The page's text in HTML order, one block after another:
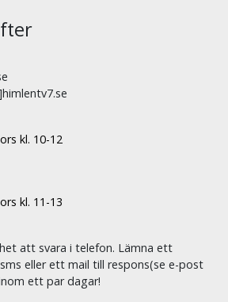
kl. 10-12
kl. 11-13
att svara i telefon. Lämna ett
eller ett mail till respons(se e-post
ett par dagar!